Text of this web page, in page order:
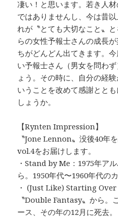
凄い！と思います。若き人
ではありませんし、今は昔
れが〝とても大切なこと〟
らの女性予報士さんの成長
ちがどんどん出てきます。
い予報士さん（男女を問わ
ょう。その時に、自分の経
いうことを改めて感謝とと
しょうか。
【Rynten Impression】
〝Jone Lennon〟没後40年
vol.4をお届けします。
・Stand by Me：1975年ア
ら。1950年代〜1960年代の
・ (Just Like) Starting Over
〝Double Fantasy〟から。
ース、その年の12月に死去。